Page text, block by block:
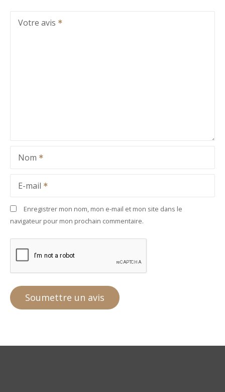
Votre avis
Nom
E-mail
Enregistrer mon nom, mon e-mail et mon site dans le
navigateur pour mon prochain commentaire.